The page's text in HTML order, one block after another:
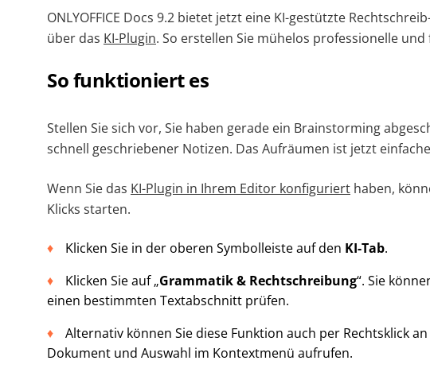
ONLYOFFICE Docs 9.2 bietet jetzt eine KI-gestützte
über das KI-Plugin. So erstellen Sie mühelos professionelle
So funktioniert es
Stellen Sie sich vor, Sie haben gerade ein Brainstorming
schnell geschriebener Notizen. Das Aufräumen ist jetzt
Wenn Sie das KI-Plugin in Ihrem Editor konfiguriert haben,
Klicks starten.
Klicken Sie in der oberen Symbolleiste auf den KI-Tab.
Klicken Sie auf „Grammatik & Rechtschreibung“. Sie
einen bestimmten Textabschnitt prüfen.
Alternativ können Sie diese Funktion auch per Rechtsklick
Dokument und Auswahl im Kontextmenü aufrufen.